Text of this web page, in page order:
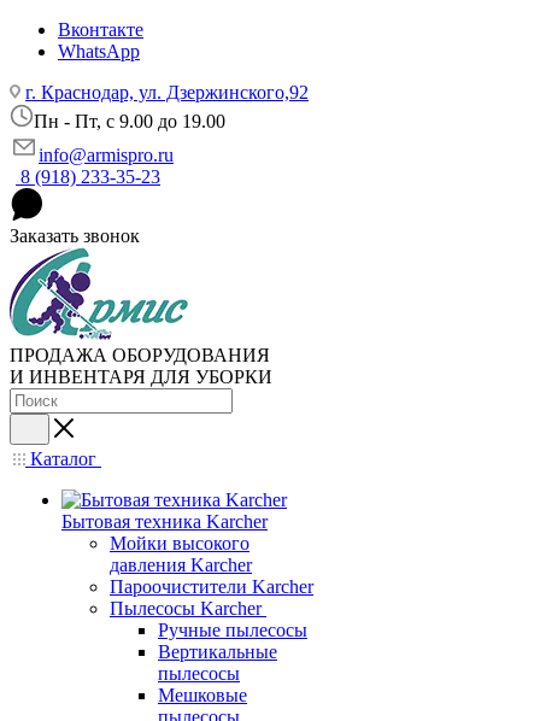
Вконтакте
WhatsApp
г. Краснодар, ул. Дзержинского,92
Пн - Пт, c 9.00 до 19.00
info@armispro.ru
8 (918) 233-35-23
Заказать звонок
ПРОДАЖА ОБОРУДОВАНИЯ
И ИНВЕНТАРЯ ДЛЯ УБОРКИ
Каталог
Бытовая техника Karcher
Мойки высокого
давления Karcher
Пароочистители Karcher
Пылесосы Karcher
Ручные пылесосы
Вертикальные
пылесосы
Мешковые
пылесосы